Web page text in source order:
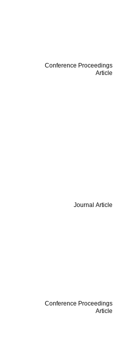
Conference Proceedings
Article
Journal Article
Conference Proceedings
Article